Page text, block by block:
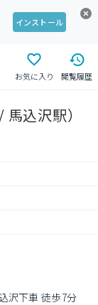
インストール
お気に入り 閲覧履歴
込沢駅）
沢下車 徒歩7分